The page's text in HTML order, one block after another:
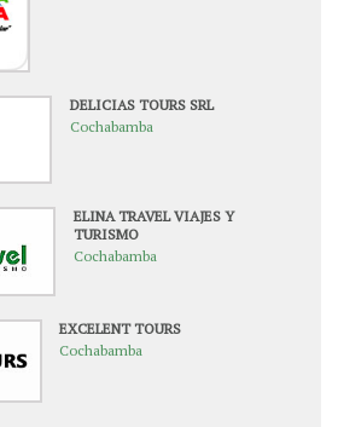
DELICIAS TOURS SRL
Cochabamba
ELINA TRAVEL VIAJES Y
TURISMO
Cochabamba
EXCELENT TOURS
Cochabamba